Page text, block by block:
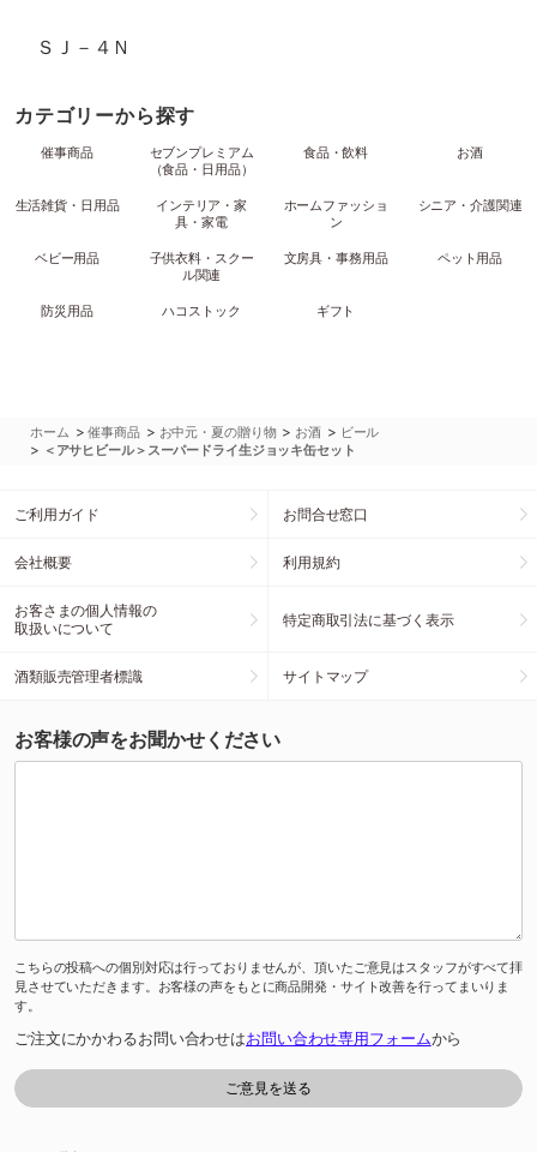
ＳＪ－４Ｎ
カテゴリーから探す
催事商品
セブンプレミアム
（食品・日用品）
食品・飲料 お酒
生活雑貨・日用品
インテリア・家
具・家電
ホームファッショ
ン
シニア・介護関連
ベビー用品
子供衣料・スクー
ル関連
文房具・事務用品 ペット用品
防災用品 ハコストック ギフト
ホーム >催事商品 > お中元・夏の贈り物 > お酒 > ビール
> ＜アサヒビール＞スーパードライ生ジョッキ缶セット
ご利用ガイド お問合せ窓口
会社概要 利用規約
お客さまの個人情報の
取扱いについて
特定商取引法に基づく表示
酒類販売管理者標識 サイトマップ
お客様の声をお聞かせください
こちらの投稿への個別対応は行っておりませんが、頂いたご意見はスタッフがすべて拝
見させていただきます。お客様の声をもとに商品開発・サイト改善を行ってまいりま
す。
ご注文にかかわるお問い合わせはお問い合わせ専用フォームから